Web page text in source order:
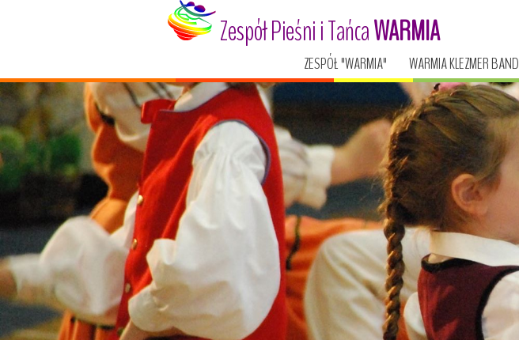
Zespół Pieśni i TańcaWARMIA
ZESPÓŁ "WARMIA" WARMIA KLEZMER BAND